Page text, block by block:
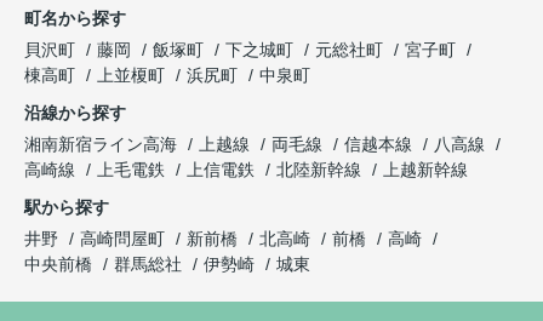
町名から探す
貝沢町
藤岡 飯塚町 下之城町 元総社町
宮子町
棟高町
上並榎町 浜尻町
中泉町
沿線から探す
湘南新宿ライン高海
上越線 両毛線 信越本線
八高線
高崎線
上毛電鉄 上信電鉄 北陸新幹線
上越新幹線
駅から探す
井野
高崎問屋町 新前橋 北高崎 前橋
高崎
中央前橋
群馬総社 伊勢崎 城東